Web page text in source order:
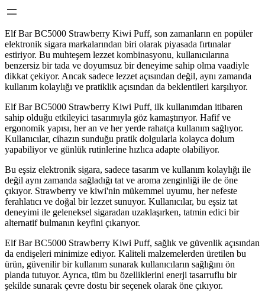
Elf Bar BC5000 Strawberry Kiwi Puff, son zamanların en popüler
elektronik sigara markalarından biri olarak piyasada fırtınalar
estiriyor. Bu muhteşem lezzet kombinasyonu, kullanıcılarına
benzersiz bir tada ve doyumsuz bir deneyime sahip olma vaadiyle
dikkat çekiyor. Ancak sadece lezzet açısından değil, aynı zamanda
kullanım kolaylığı ve pratiklik açısından da beklentileri karşılıyor.
Elf Bar BC5000 Strawberry Kiwi Puff, ilk kullanımdan itibaren
sahip olduğu etkileyici tasarımıyla göz kamaştırıyor. Hafif ve
ergonomik yapısı, her an ve her yerde rahatça kullanım sağlıyor.
Kullanıcılar, cihazın sunduğu pratik dolgularla kolayca dolum
yapabiliyor ve günlük rutinlerine hızlıca adapte olabiliyor.
Bu eşsiz elektronik sigara, sadece tasarım ve kullanım kolaylığı ile
değil aynı zamanda sağladığı tat ve aroma zenginliği ile de öne
çıkıyor. Strawberry ve kiwi'nin mükemmel uyumu, her nefeste
ferahlatıcı ve doğal bir lezzet sunuyor. Kullanıcılar, bu eşsiz tat
deneyimi ile geleneksel sigaradan uzaklaşırken, tatmin edici bir
alternatif bulmanın keyfini çıkarıyor.
Elf Bar BC5000 Strawberry Kiwi Puff, sağlık ve güvenlik açısından
da endişeleri minimize ediyor. Kaliteli malzemelerden üretilen bu
ürün, güvenilir bir kullanım sunarak kullanıcıların sağlığını ön
planda tutuyor. Ayrıca, tüm bu özelliklerini enerji tasarruflu bir
şekilde sunarak çevre dostu bir seçenek olarak öne çıkıyor.